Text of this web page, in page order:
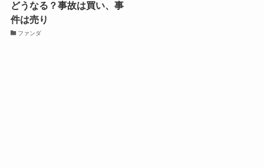
どうなる？事故は買い、事
件は売り
ファンダ